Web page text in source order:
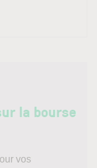
la bourse
vos